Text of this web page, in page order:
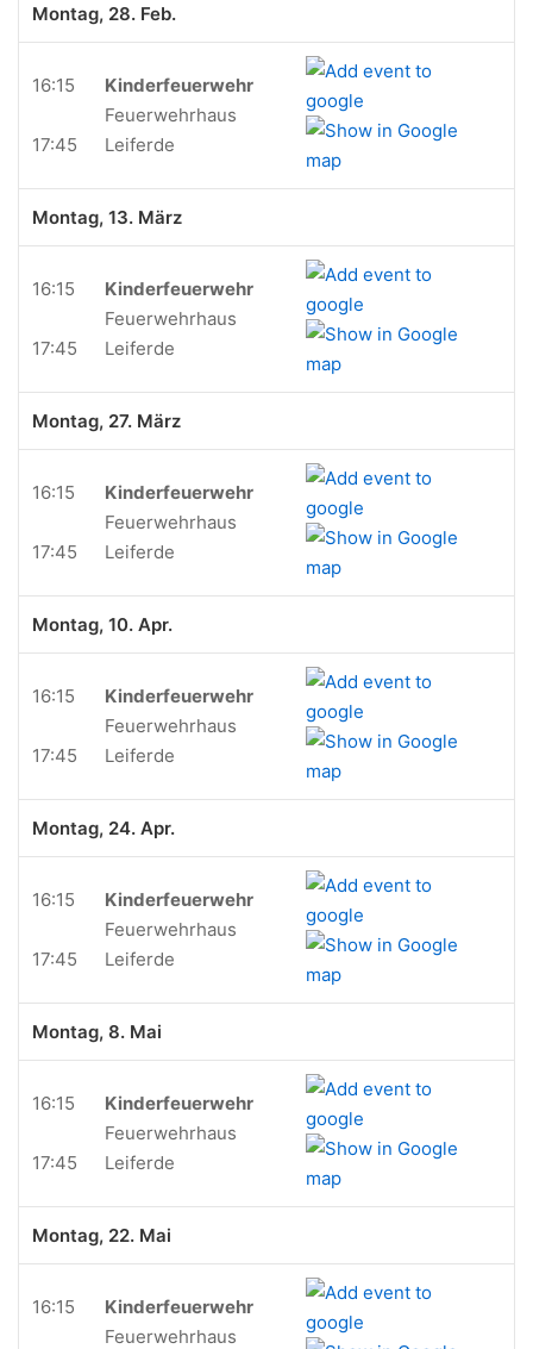
Montag, 28. Feb.
16:15
17:45
Kinderfeuerwehr
Feuerwehrhaus
Leiferde
Montag, 13. März
16:15
17:45
Kinderfeuerwehr
Feuerwehrhaus
Leiferde
Montag, 27. März
16:15
17:45
Kinderfeuerwehr
Feuerwehrhaus
Leiferde
Montag, 10. Apr.
16:15
17:45
Kinderfeuerwehr
Feuerwehrhaus
Leiferde
Montag, 24. Apr.
16:15
17:45
Kinderfeuerwehr
Feuerwehrhaus
Leiferde
Montag, 8. Mai
16:15
17:45
Kinderfeuerwehr
Feuerwehrhaus
Leiferde
Montag, 22. Mai
16:15
Kinderfeuerwehr
Feuerwehrhaus